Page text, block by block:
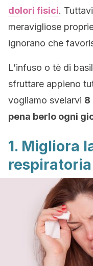
dolori fisici.
meravigliose
ignorano che
L’infuso o tè di
sfruttare appieno
vogliamo svelarvi 8
pena berlo ogni
1. Migliora
respiratoria